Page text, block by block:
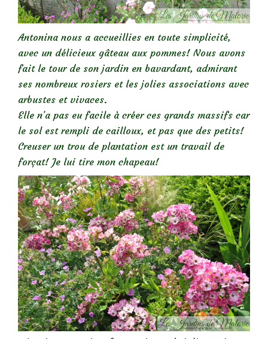
Antonina nous a accueillies en toute simplicité,
avec un délicieux gâteau aux pommes! Nous avons
fait le tour de son jardin en bavardant, admirant
ses nombreux rosiers et les jolies associations avec
arbustes et vivaces.
Elle n’a pas eu facile à créer ces grands massifs car
le sol est rempli de cailloux, et pas que des petits!
Creuser un trou de plantation est un travail de
forçat! Je lui tire mon chapeau!